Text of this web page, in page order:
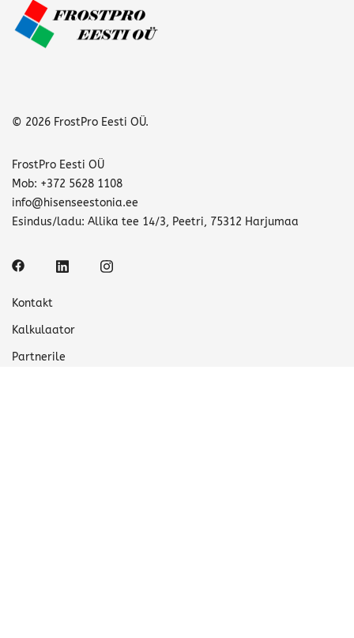
© 2026 FrostPro Eesti OÜ.
FrostPro Eesti OÜ
Mob: +372 5628 1108
info@hisenseestonia.ee
Esindus/ladu: Allika tee 14/3, Peetri, 75312 Harjumaa
Kontakt
Kalkulaator
Partnerile